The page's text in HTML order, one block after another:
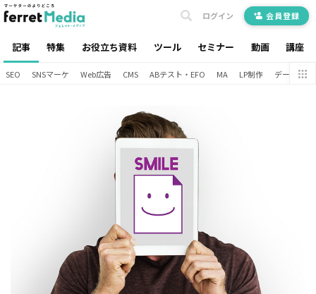
記事 特集 お役立ち資料 ツール セミナー 動画 講座
ログイン 会員登録
SEO SNSマーケ Web広告 CMS ABテスト・EFO MA LP制作 データ分析